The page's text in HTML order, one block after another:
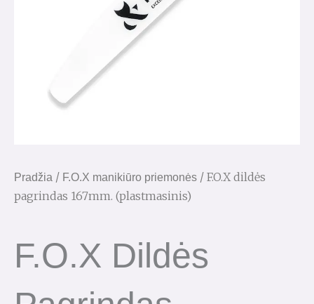
Pradžia / F.O.X manikiūro priemonės / F.O.X dildės
pagrindas 167mm. (plastmasinis)
F.O.X Dildės